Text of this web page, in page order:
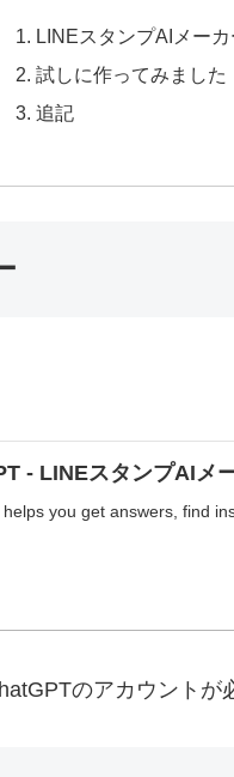
LINEスタンプAIメーカ
試しに作ってみました
追記
- LINEスタンプAIメ
you get answers, find
のアカウントが